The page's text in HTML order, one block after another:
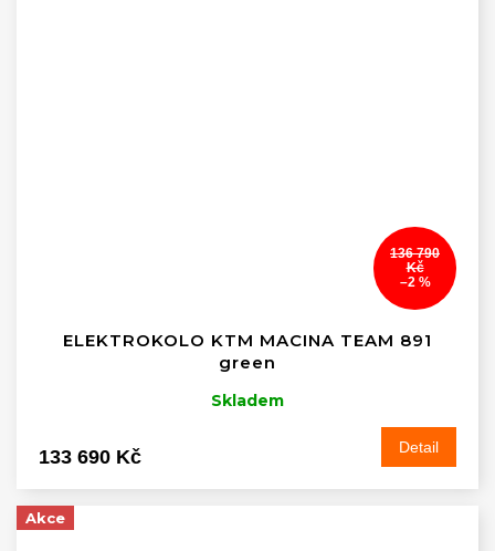
136 790
Kč
–2 %
ELEKTROKOLO KTM MACINA TEAM 891
green
Skladem
133 690 Kč Detail
Akce